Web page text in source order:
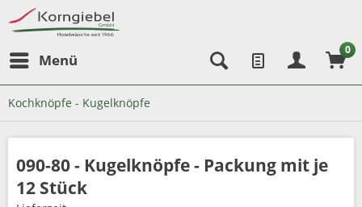
Menü
0
Kochknöpfe - Kugelknöpfe
090-80 - Kugelknöpfe - Packung mit je
12 Stück